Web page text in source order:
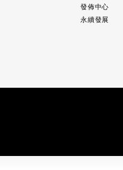
發佈中心
永續發展